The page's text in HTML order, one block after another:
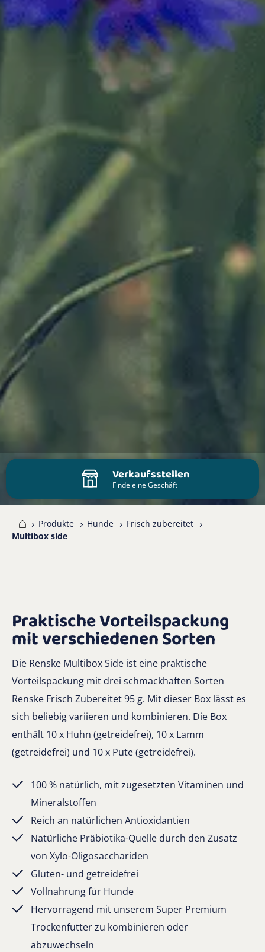
Verkaufsstellen
Finde eine Geschäft
Produkte Hunde
Frisch zubereitet
Multibox side
Praktische Vorteilspackung
mit verschiedenen Sorten
Die Renske Multibox Side ist eine praktische
Vorteilspackung mit drei schmackhaften Sorten
Renske Frisch Zubereitet 95 g. Mit dieser Box lässt es
sich beliebig variieren und kombinieren. Die Box
enthält 10 x Huhn (getreidefrei), 10 x Lamm
(getreidefrei) und 10 x Pute (getreidefrei).
100 % natürlich, mit zugesetzten Vitaminen und
Mineralstoffen
Reich an natürlichen Antioxidantien
Natürliche Präbiotika-Quelle durch den Zusatz
von Xylo-Oligosacchariden
Gluten- und getreidefrei
Vollnahrung für Hunde
Hervorragend mit unserem Super Premium
Trockenfutter zu kombinieren oder
abzuwechseln